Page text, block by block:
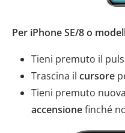
Per iPhone SE/8 o
Tieni premuto il
Trascina il cursore
Tieni premuto
accensionefinché